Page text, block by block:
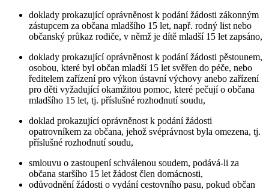
doklady prokazující oprávněnost k podání žádosti zákonným
zástupcem za občana mladšího 15 let, např. rodný list nebo
občanský průkaz rodiče, v němž je dítě mladší 15 let zapsáno,
doklady prokazující oprávněnost k podání žádosti pěstounem,
osobou, které byl občan mladší 15 let svěřen do péče, nebo
ředitelem zařízení pro výkon ústavní výchovy anebo zařízení
pro děti vyžadující okamžitou pomoc, které pečují o občana
mladšího 15 let, tj. příslušné rozhodnutí soudu,
doklad prokazující oprávněnost k podání žádosti
opatrovníkem za občana, jehož svéprávnost byla omezena, tj.
příslušné rozhodnutí soudu,
smlouvu o zastoupení schválenou soudem, podává-li za
občana staršího 15 let žádost člen domácnosti,
odůvodnění žádosti o vydání cestovního pasu, pokud občan